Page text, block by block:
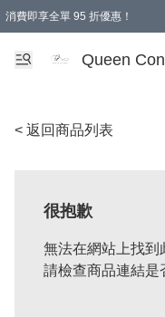
消費即享全單 95 折優惠！
Queen
< 返回商品列表
很抱歉
無法在網站上找到
請檢查商品連結是